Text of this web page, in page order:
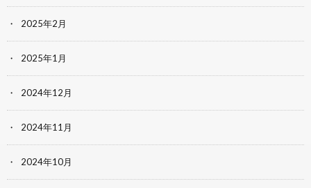
2025年2月
2025年1月
2024年12月
2024年11月
2024年10月